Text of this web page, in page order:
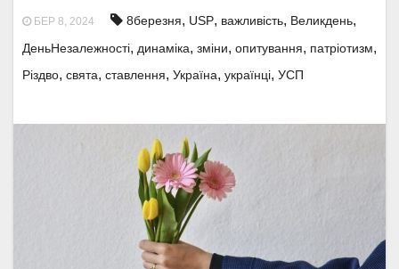
БЕР 8, 2024 8березня, USP, важливість, Великдень,
ДеньНезалежності, динаміка, зміни, опитування, патріотизм,
Різдво, свята, ставлення, Україна, українці, УСП